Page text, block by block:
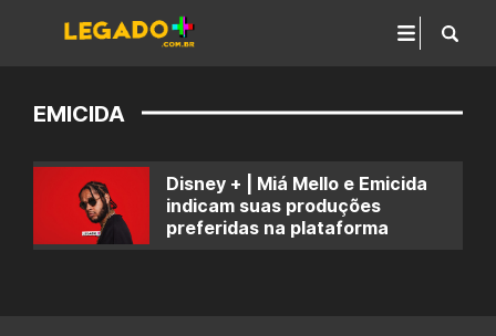
EMICIDA
Disney + | Miá Mello e Emicida
indicam suas produções
preferidas na plataforma